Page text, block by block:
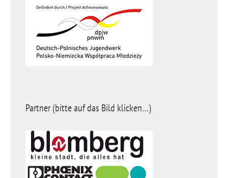
Partner (bitte auf das Bild klicken…)